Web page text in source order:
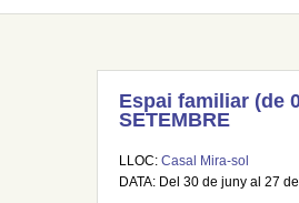
Espai familiar (de
SETEMBRE
LLOC: Casal Mira-sol
DATA: Del 30 de juny al 27